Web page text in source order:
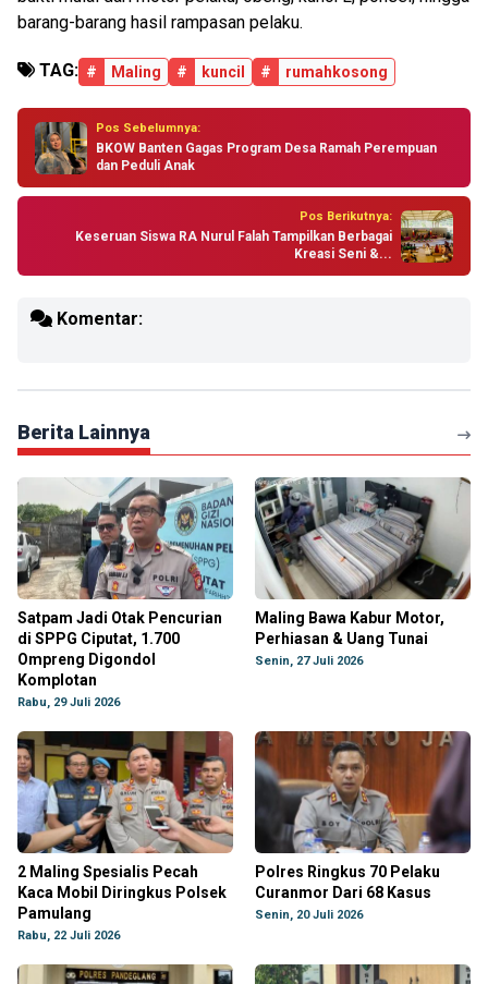
barang-barang hasil rampasan pelaku.
TAG: # Maling # kuncil # rumahkosong
Pos Sebelumnya:
BKOW Banten Gagas Program Desa Ramah Perempuan
dan Peduli Anak
Pos Berikutnya:
Keseruan Siswa RA Nurul Falah Tampilkan Berbagai
Kreasi Seni &...
Komentar:
Berita Lainnya
Satpam Jadi Otak Pencurian
di SPPG Ciputat, 1.700
Ompreng Digondol
Komplotan
Rabu, 29 Juli 2026
Maling Bawa Kabur Motor,
Perhiasan & Uang Tunai
Senin, 27 Juli 2026
2 Maling Spesialis Pecah
Kaca Mobil Diringkus Polsek
Pamulang
Rabu, 22 Juli 2026
Polres Ringkus 70 Pelaku
Curanmor Dari 68 Kasus
Senin, 20 Juli 2026